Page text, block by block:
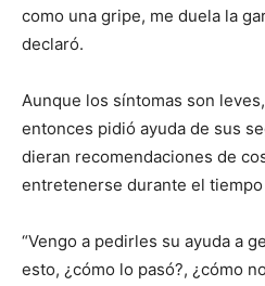
como una gripe, me duela la
declaró.
Aunque los síntomas son
entonces pidió ayuda de sus
dieran recomendaciones de
entretenerse durante el tiempo
“Vengo a pedirles su ayuda a
esto, ¿cómo lo pasó?, ¿cómo